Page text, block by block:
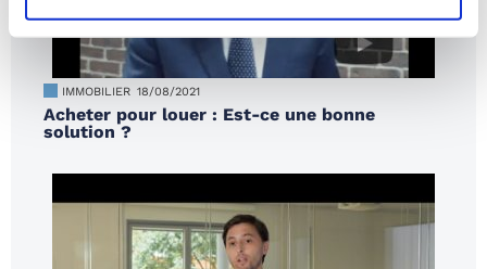
IMMOBILIER 18/08/2021
Acheter pour louer : Est-ce une bonne
solution ?